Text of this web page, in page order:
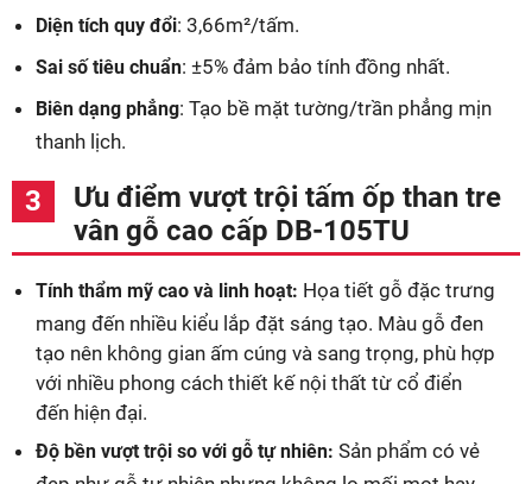
Diện tích quy đổi: 3,66m²/tấm.
Sai số tiêu chuẩn: ±5% đảm bảo tính đồng nhất.
Biên dạng phẳng: Tạo bề mặt tường/trần phẳng mịn
thanh lịch.
Ưu điểm vượt trội tấm ốp than tre
vân gỗ cao cấp DB-105TU
Tính thẩm mỹ cao và linh hoạt: Họa tiết gỗ đặc trưng
mang đến nhiều kiểu lắp đặt sáng tạo. Màu gỗ đen
tạo nên không gian ấm cúng và sang trọng, phù hợp
với nhiều phong cách thiết kế nội thất từ cổ điển
đến hiện đại.
Độ bền vượt trội so với gỗ tự nhiên: Sản phẩm có vẻ